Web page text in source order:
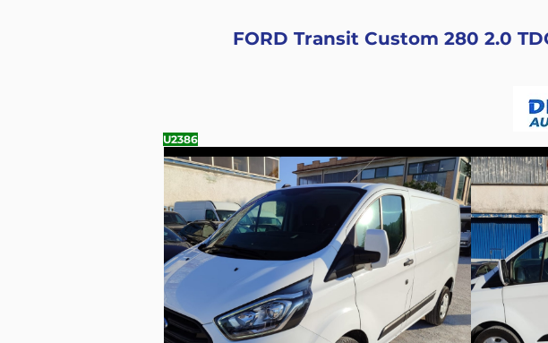
FORD Transit Custom 280 2.0
U2386